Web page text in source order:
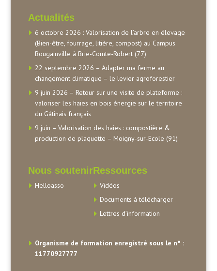
Actualités
6 octobre 2026 : Valorisation de l’arbre en élevage
(Bien-être, fourrage, litière, compost) au Campus
Bougainville à Brie-Comte-Robert (77)
22 septembre 2026 – Adapter ma ferme au
changement climatique – le levier agroforestier
9 juin 2026 – Retour sur une visite de plateforme :
valoriser les haies en bois énergie sur le territoire
du Gâtinais français
9 juin – Valorisation des haies : compostière &
production de plaquette – Moigny-sur-Ecole (91)
Nous soutenir
Helloasso
Ressources
Vidéos
Documents à télécharger
Lettres d’information
Organisme de formation enregistré sous le n° :
11770927777